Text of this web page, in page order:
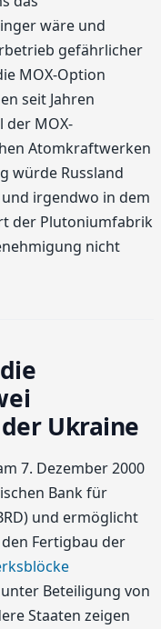
wäre und
gefährlicher
MOX-Option
seit Jahren
der MOX-
Atomkraftwerken
würde Russland
irgendwo in dem
der Plutoniumfabrik
nicht
Ukraine
7. Dezember 2000
Bank für
und ermöglicht
Fertigbau der
Beteiligung von
Staaten zeigen